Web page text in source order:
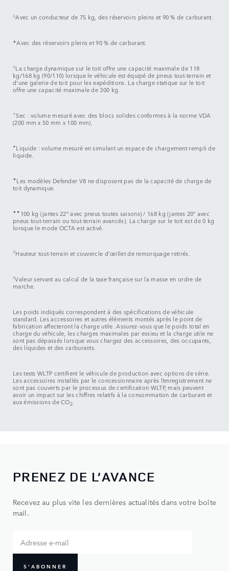
△Avec un conducteur de 75 kg, des réservoirs pleins et 90 % de carburant.
▲ Avec des réservoirs pleins et 90 % de carburant.
◇La charge dynamique sur le toit offre une capacité maximale de 118
kg/168 kg (90/110) lorsque le véhicule est équipé de pneus tout-terrain et
d'une galerie de toit pour les expéditions. La charge statique sur le toit
offre une capacité maximale de 300 kg.
✧Sec : volume mesuré avec des blocs solides conformes à la norme VDA
(200 mm x 50 mm x 100 mm).
✦ Liquide : volume mesuré en simulant un espace de chargement rempli de
liquide.
▼ Les modèles Defender V8 ne disposent pas de la capacité de charge de
toit dynamique.
▼▼ 100 kg (jantes 22” avec pneus toutes saisons) / 168 kg (jantes 20” avec
pneus tout-terrain ou tout-terrain avancés). La charge sur le toit est de 0 kg
lorsque le mode OCTA est activé.
▽Hauteur tout-terrain et couvercle d'œillet de remorquage retirés.
†Valeur servant au calcul de la taxe française sur la masse en ordre de
marche.
Les poids indiqués correspondent à des spécifications de véhicule
standard. Les accessoires et autres éléments montés après le point de
fabrication affecteront la charge utile. Assurez-vous que le poids total en
charge du véhicule, les charges maximales par essieu et la charge utile ne
sont pas dépassés lorsque vous chargez des accessoires, des occupants,
des liquides et des carburants.
Les tests WLTP certifient le véhicule de production avec options de série.
Les accessoires installés par le concessionnaire après l’enregistrement ne
sont pas couverts par le processus de certification WLTP, mais peuvent
avoir un impact sur les chiffres relatifs à la consommation de carburant et
aux émissions de CO2.
PRENEZ DE L’AVANCE
Recevez au plus vite les dernières actualités dans votre boîte
mail.
S'ABONNER